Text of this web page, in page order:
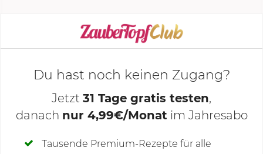
KOCHMODUS STARTEN
Deine Notizen
Du hast noch keinen Zugang?
Jetzt 31 Tage gratis testen,
danach nur 4,99€/Monat im Jahresabo
Tausende Premium-Rezepte für alle